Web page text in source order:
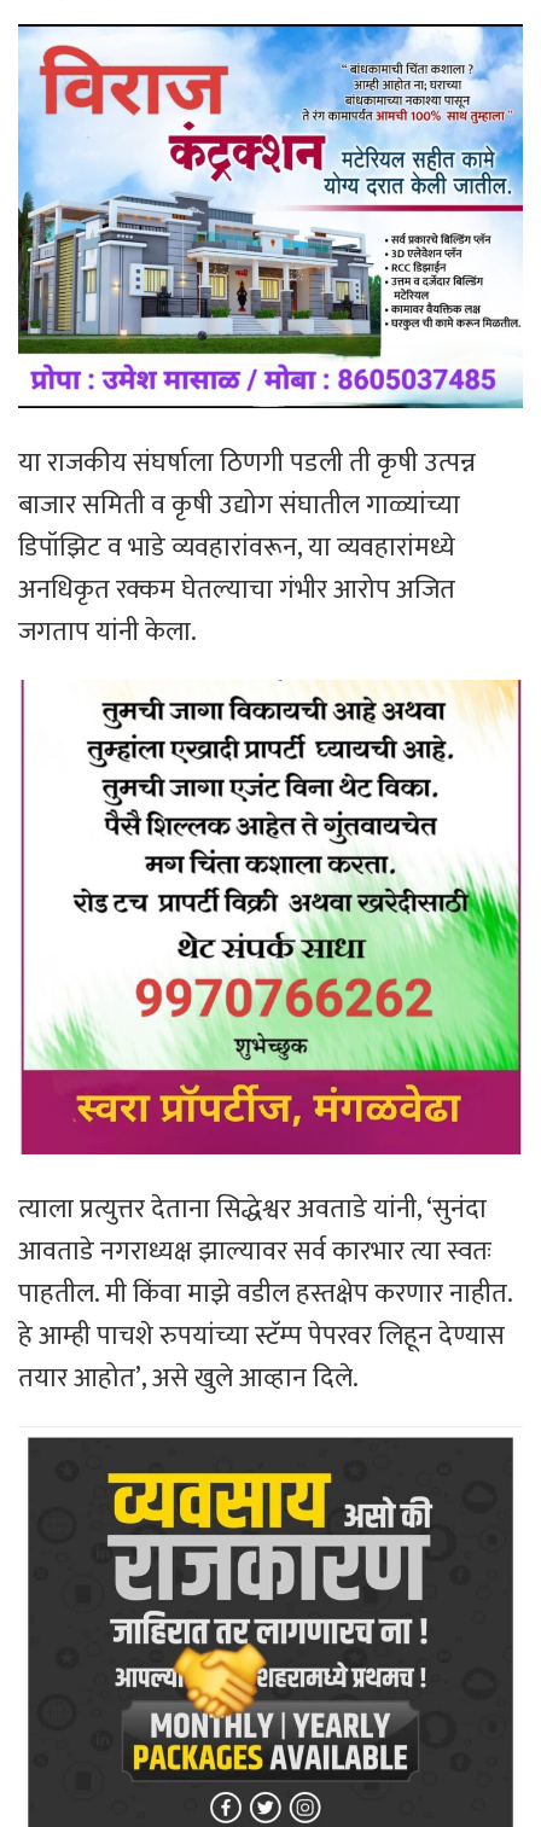
या राजकीय संघर्षाला ठिणगी पडली ती कृषी उत्पन्न
बाजार समिती व कृषी उद्योग संघातील गाळ्यांच्या
डिपॉझिट व भाडे व्यवहारांवरून, या व्यवहारांमध्ये
अनधिकृत रक्कम घेतल्याचा गंभीर आरोप अजित
जगताप यांनी केला.
त्याला प्रत्युत्तर देताना सिद्धेश्वर अवताडे यांनी, ‘सुनंदा
आवताडे नगराध्यक्ष झाल्यावर सर्व कारभार त्या स्वतः
पाहतील. मी किंवा माझे वडील हस्तक्षेप करणार नाहीत.
हे आम्ही पाचशे रुपयांच्या स्टॅम्प पेपरवर लिहून देण्यास
तयार आहोत’, असे खुले आव्हान दिले.